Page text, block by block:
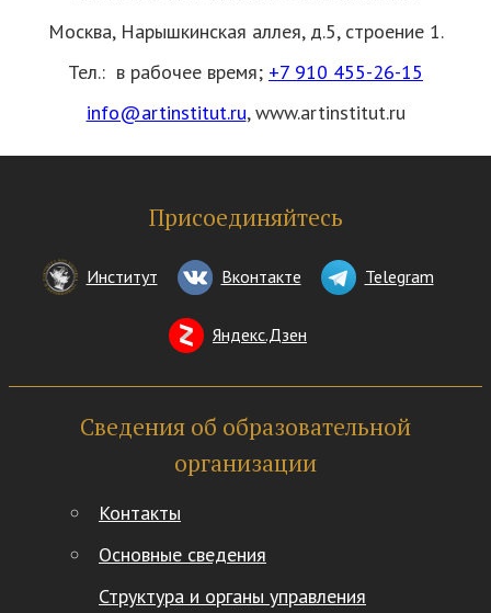
Москва, Нарышкинская аллея, д.5, строение 1.
Тел.: в рабочее время; +7 910 455-26-15
info@artinstitut.ru,www.artinstitut.ru
Присоединяйтесь
Институт Вконтакте Telegram
Яндекс.Дзен
Сведения об образовательной
организации
Контакты
Основные сведения
Структура и органы управления